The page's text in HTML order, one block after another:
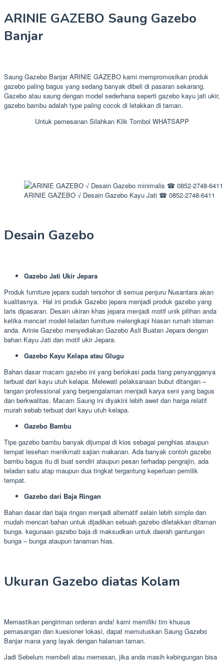
ARINIE GAZEBO Saung Gazebo
Banjar
Saung Gazebo Banjar ARINIE GAZEBO kami mempromosikan produk
gazebo paling bagus yang sedang banyak dibeli di pasaran sekarang.
Gazebo atau saung dengan model sederhana seperti gazebo kayu jati ukir,
gazebo bambu adalah type paling cocok di letakkan di taman.
Untuk pemesanan Silahkan Klik Tombol WHATSAPP
ARINIE GAZEBO √ Desain Gazebo Kayu Jati ☎ 0852-2748-6411
Desain Gazebo
Gazebo Jati Ukir Jepara
Produk furniture jepara sudah tersohor di semua penjuru Nusantara akan
kualitasnya. Hal ini produk Gazebo jepara menjadi produk gazebo yang
laris dipasaran. Desain ukiran khas jepara menjadi motif unik pilihan anda
ketika mencari model-teladan furniture melengkapi hiasan rumah idaman
anda. Arinie Gazebo menyediakan Gazebo Asli Buatan Jepara dengan
bahan Kayu Jati dan motif ukir Jepara.
Gazebo Kayu Kelapa atau Glugu
Bahan dasar macam gazebo ini yang berlokasi pada tiang penyangganya
terbuat dari kayu utuh kelapa. Melewati pelaksanaan bubut ditangan –
tangan professional yang berpengalaman menjadi karya seni yang bagus
dan berkwalitas. Macam Saung ini diyakini lebih awet dan harga relatif
murah sebab terbuat dari kayu utuh kelapa.
Gazebo Bambu
Tipe gazebo bambu banyak dijumpai di kios sebagai penghias ataupun
tempat lesehan menikmati sajian makanan. Ada banyak contoh gazebo
bambu bagus itu di buat sendiri ataupun pesan terhadap pengrajin, ada
teladan satu atap maupun dua tingkat tergantung keperluan pemilik
tempat.
Gazebo dari Baja Ringan
Bahan dasar dari baja ringan menjadi alternatif selain lebih simple dan
mudah mencari bahan untuk dijadikan sebuah gazebo diletakkan ditaman
bunga. kegunaan gazebo baja di maksudkan untuk daerah gantungan
bunga – bunga ataupun tanaman hias.
Ukuran Gazebo diatas Kolam
Memastikan pengiriman orderan anda! kami memiliki tim khusus
pemasangan dan kuesioner lokasi, dapat memutuskan Saung Gazebo
Banjar mana yang layak dengan halaman taman.
Jadi Sebelum membeli atau memesan, jika anda masih kebingungan bisa